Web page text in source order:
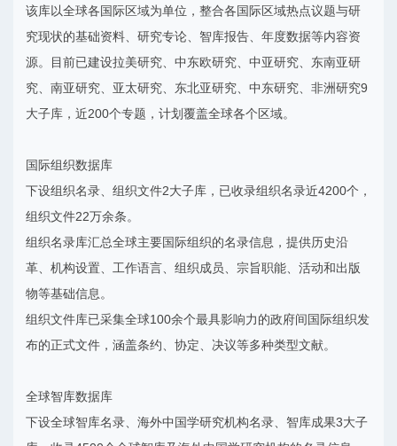
该库以全球各国际区域为单位，整合各国际区域热点议题与研
究现状的基础资料、研究专论、智库报告、年度数据等内容资
源。目前已建设拉美研究、中东欧研究、中亚研究、东南亚研
究、南亚研究、亚太研究、东北亚研究、中东研究、非洲研究9
大子库，近200个专题，计划覆盖全球各个区域。
国际组织数据库
下设组织名录、组织文件2大子库，已收录组织名录近4200个，
组织文件22万余条。
组织名录库汇总全球主要国际组织的名录信息，提供历史沿
革、机构设置、工作语言、组织成员、宗旨职能、活动和出版
物等基础信息。
组织文件库已采集全球100余个最具影响力的政府间国际组织发
布的正式文件，涵盖条约、协定、决议等多种类型文献。
全球智库数据库
下设全球智库名录、海外中国学研究机构名录、智库成果3大子